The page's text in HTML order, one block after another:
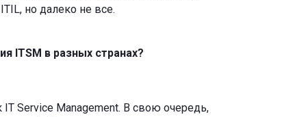
но далеко не все.
ITSM в разных странах?
Service Management. В свою очередь,